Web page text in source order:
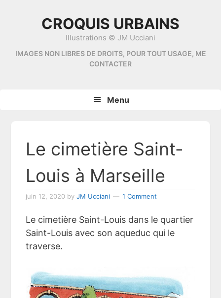
CROQUIS URBAINS
Illustrations © JM Ucciani
IMAGES NON LIBRES DE DROITS, POUR TOUT USAGE, ME
CONTACTER
Menu
Le cimetière Saint-
Louis à Marseille
juin 12, 2020 byJM Ucciani 1 Comment
Le cimetière Saint-Louis dans le quartier
Saint-Louis avec son aqueduc qui le
traverse.